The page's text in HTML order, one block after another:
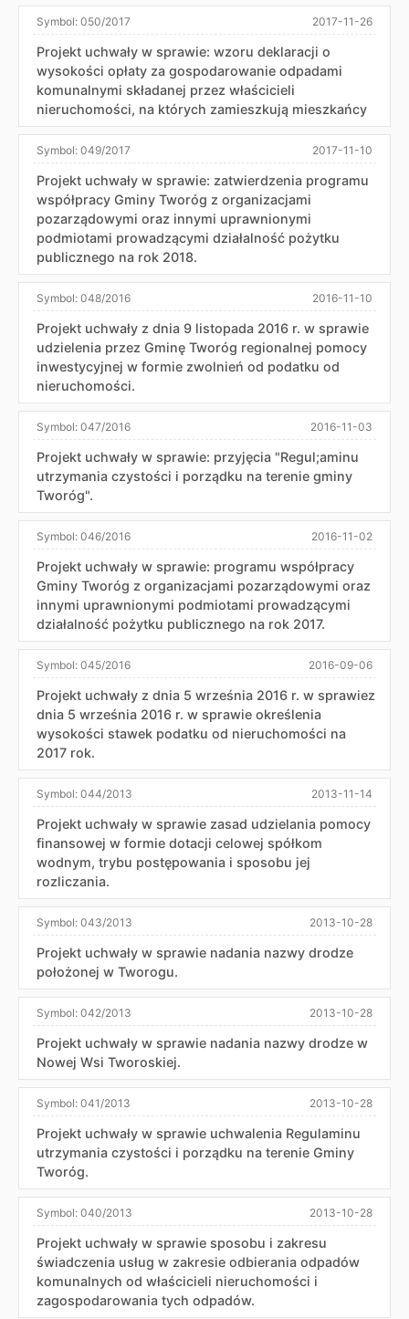
Symbol: 050/2017 2017-11-26
Projekt uchwały w sprawie: wzoru deklaracji o
wysokości opłaty za gospodarowanie odpadami
komunalnymi składanej przez właścicieli
nieruchomości, na których zamieszkują mieszkańcy
Symbol: 049/2017 2017-11-10
Projekt uchwały w sprawie: zatwierdzenia programu
współpracy Gminy Tworóg z organizacjami
pozarządowymi oraz innymi uprawnionymi
podmiotami prowadzącymi działalność pożytku
publicznego na rok 2018.
Symbol: 048/2016 2016-11-10
Projekt uchwały z dnia 9 listopada 2016 r. w sprawie
udzielenia przez Gminę Tworóg regionalnej pomocy
inwestycyjnej w formie zwolnień od podatku od
nieruchomości.
Symbol: 047/2016 2016-11-03
Projekt uchwały w sprawie: przyjęcia "Regul;aminu
utrzymania czystości i porządku na terenie gminy
Tworóg".
Symbol: 046/2016 2016-11-02
Projekt uchwały w sprawie: programu współpracy
Gminy Tworóg z organizacjami pozarządowymi oraz
innymi uprawnionymi podmiotami prowadzącymi
działalność pożytku publicznego na rok 2017.
Symbol: 045/2016 2016-09-06
Projekt uchwały z dnia 5 września 2016 r. w sprawiez
dnia 5 września 2016 r. w sprawie określenia
wysokości stawek podatku od nieruchomości na
2017 rok.
Symbol: 044/2013 2013-11-14
Projekt uchwały w sprawie zasad udzielania pomocy
finansowej w formie dotacji celowej spółkom
wodnym, trybu postępowania i sposobu jej
rozliczania.
Symbol: 043/2013 2013-10-28
Projekt uchwały w sprawie nadania nazwy drodze
położonej w Tworogu.
Symbol: 042/2013 2013-10-28
Projekt uchwały w sprawie nadania nazwy drodze w
Nowej Wsi Tworoskiej.
Symbol: 041/2013 2013-10-28
Projekt uchwały w sprawie uchwalenia Regulaminu
utrzymania czystości i porządku na terenie Gminy
Tworóg.
Symbol: 040/2013 2013-10-28
Projekt uchwały w sprawie sposobu i zakresu
świadczenia usług w zakresie odbierania odpadów
komunalnych od właścicieli nieruchomości i
zagospodarowania tych odpadów.